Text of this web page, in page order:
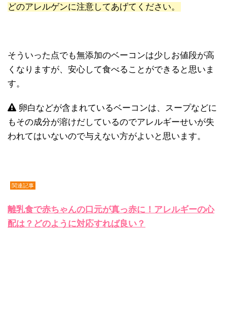
どのアレルゲンに注意してあげてください。
そういった点でも無添加のベーコンは少しお値段が高
くなりますが、安心して食べることができると思いま
す。
卵白などが含まれているベーコンは、スープなどに
もその成分が溶けだしているのでアレルギーせいが失
われてはいないので与えない方がよいと思います。
関連記事
離乳食で赤ちゃんの口元が真っ赤に！アレルギーの心
配は？どのように対応すれば良い？